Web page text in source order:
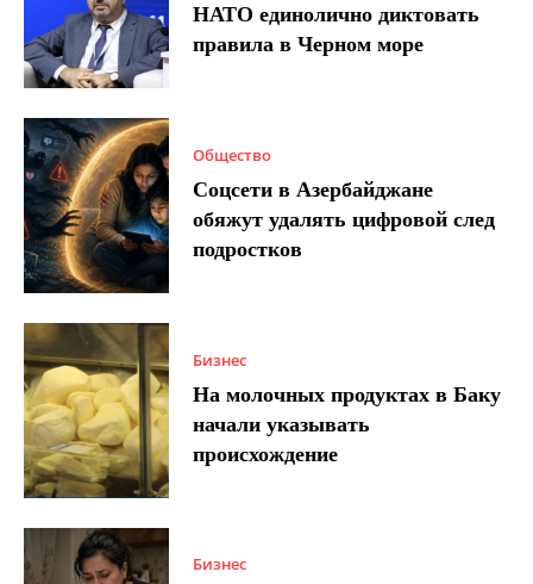
НАТО единолично диктовать
правила в Черном море
Общество
Соцсети в Азербайджане
обяжут удалять цифровой след
подростков
Бизнес
На молочных продуктах в Баку
начали указывать
происхождение
Бизнес